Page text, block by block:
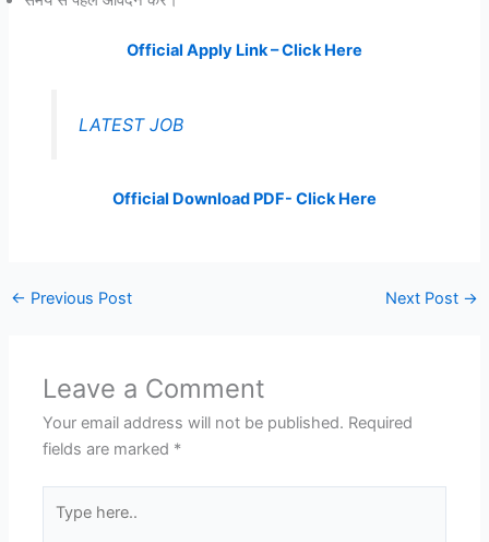
Official Apply Link – Click Here
LATEST JOB
Official Download PDF- Click Here
← Previous Post Next Post →
Leave a Comment
Your email address will not be published. Required
fields are marked *
here..